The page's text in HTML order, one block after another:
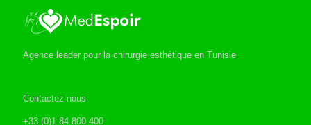
Agence leader pour la chirurgie esthétique en Tunisie
Contactez-nous
+33 (0)1 84 800 400